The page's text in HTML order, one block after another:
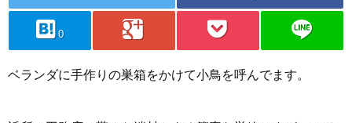
hatebu 0 googleplus pocket line
ベランダに手作りの巣箱をかけて小鳥を呼んでます。